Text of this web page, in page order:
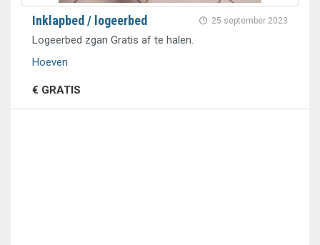
25 september 2023
Inklapbed / logeerbed
Logeerbed zgan Gratis af te halen.
Hoeven
€ GRATIS